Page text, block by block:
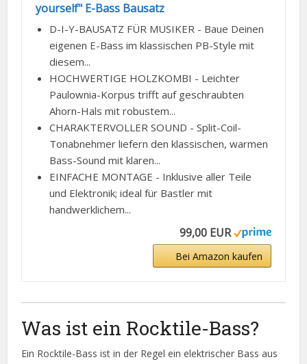
yourself" E-Bass Bausatz
D-I-Y-BAUSATZ FÜR MUSIKER - Baue Deinen
eigenen E-Bass im klassischen PB-Style mit
diesem...
HOCHWERTIGE HOLZKOMBI - Leichter
Paulownia-Korpus trifft auf geschraubten
Ahorn-Hals mit robustem...
CHARAKTERVOLLER SOUND - Split-Coil-
Tonabnehmer liefern den klassischen, warmen
Bass-Sound mit klaren...
EINFACHE MONTAGE - Inklusive aller Teile
und Elektronik; ideal für Bastler mit
handwerklichem...
99,00 EUR
Bei Amazon kaufen
Was ist ein Rocktile-Bass?
Ein Rocktile-Bass ist in der Regel ein elektrischer Bass aus